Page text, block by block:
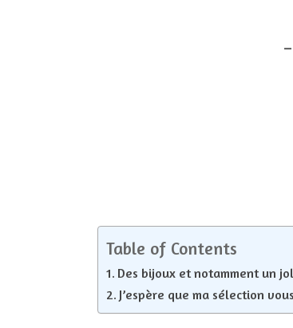
Table of Contents
Des bijoux et notamment un
J’espère que ma sélection